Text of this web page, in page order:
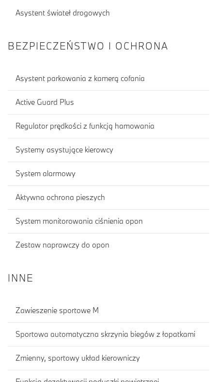
Asystent świateł drogowych
BEZPIECZEŃSTWO I OCHRONA
Asystent parkowania z kamerą cofania
Active Guard Plus
Regulator prędkości z funkcją hamowania
Systemy asystujące kierowcy
System alarmowy
Aktywna ochrona pieszych
System monitorowania ciśnienia opon
Zestaw naprawczy do opon
INNE
Zawieszenie sportowe M
Sportowa automatyczna skrzynia biegów z łopatkami
Zmienny, sportowy układ kierowniczy